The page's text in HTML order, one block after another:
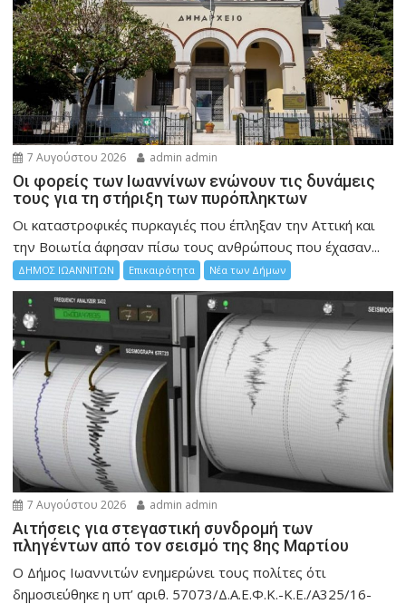
7 Αυγούστου 2026 admin admin
Οι φορείς των Ιωαννίνων ενώνουν τις δυνάμεις
τους για τη στήριξη των πυρόπληκτων
Οι καταστροφικές πυρκαγιές που έπληξαν την Αττική και
την Bοιωτία άφησαν πίσω τους ανθρώπους που έχασαν...
ΔΗΜΟΣ ΙΩΑΝΝΙΤΩΝ Επικαιρότητα Νέα των Δήμων
7 Αυγούστου 2026 admin admin
Αιτήσεις για στεγαστική συνδρομή των
πληγέντων από τον σεισμό της 8ης Μαρτίου
Ο Δήμος Ιωαννιτών ενημερώνει τους πολίτες ότι
δημοσιεύθηκε η υπ’ αριθ. 57073/Δ.Α.Ε.Φ.Κ.-Κ.Ε./Α325/16-